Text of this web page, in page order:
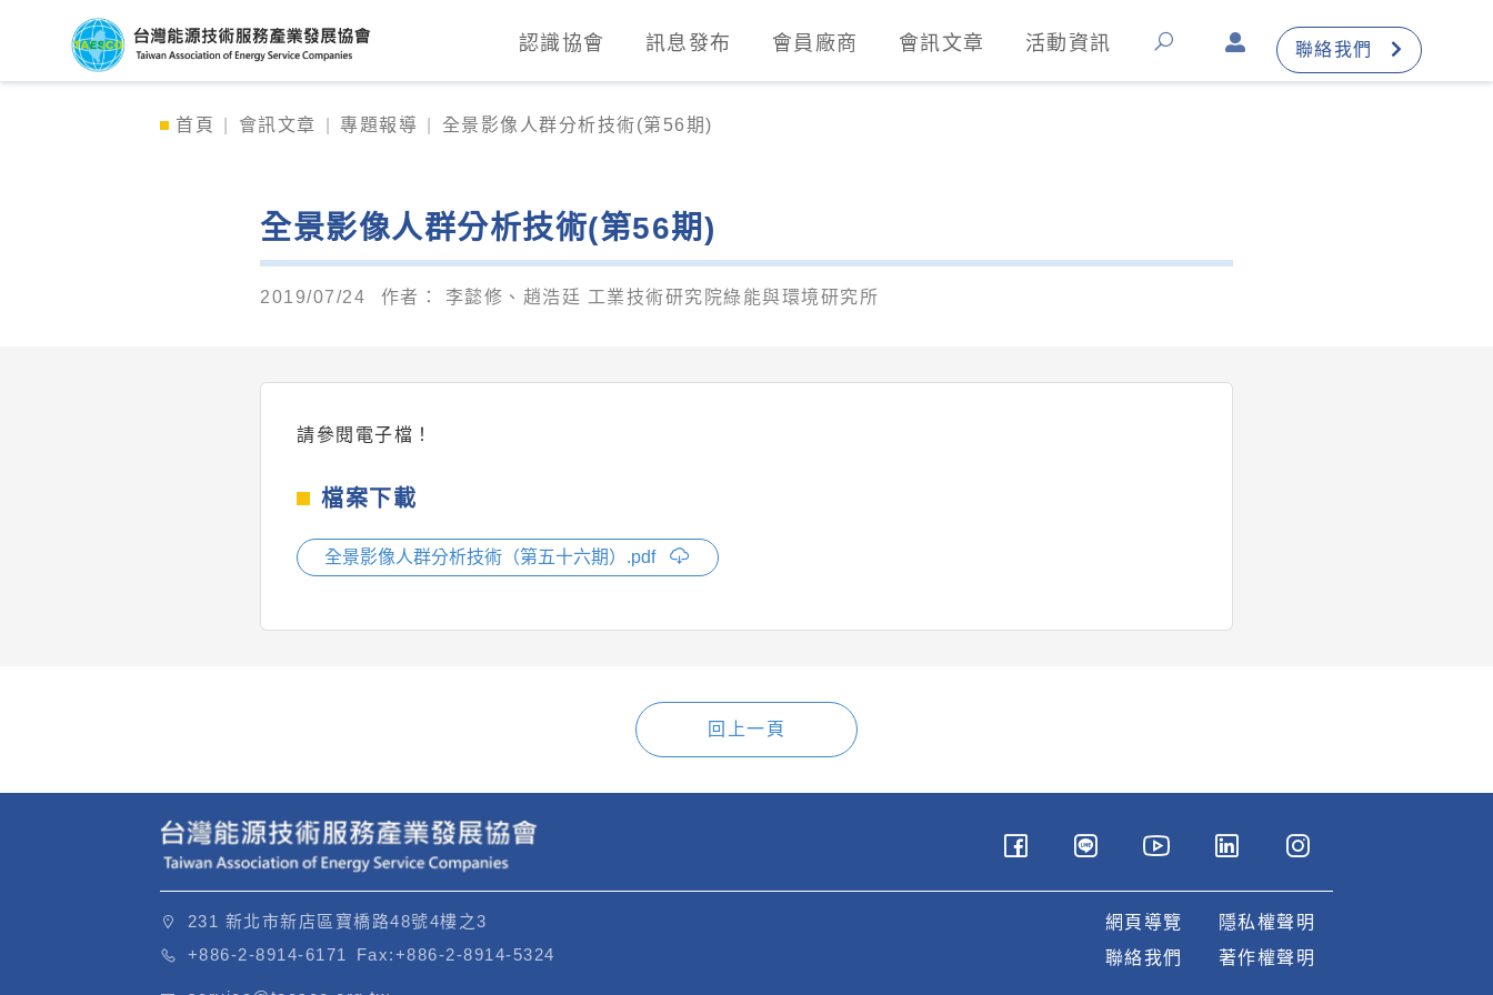
台灣能源技術服務產業發展協會)
認識協會 訊息發布 會員廠商 會訊文章 活動資訊 聯絡我們
首頁 會訊文章 專題報導 全景影像人群分析技術(第56期)
全景影像人群分析技術(第56期)
2019/07/24 作者： 李懿修、趙浩廷 工業技術研究院綠能與環境研究所
請參閱電子檔！
檔案下載
全景影像人群分析技術（第五十六期）.pdf
回上一頁
231 新北市新店區寶橋路48號4樓之3
+886-2-8914-6171
Fax:+886-2-8914-5324
網頁導覽
聯絡我們
隱私權聲明
著作權聲明